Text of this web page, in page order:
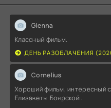
Glenna
Классный фильм.
ДЕНЬ РАЗОБЛАЧЕНИЯ
Cornelius
Хороший фильм, интересный
Елизаветы Боярской .